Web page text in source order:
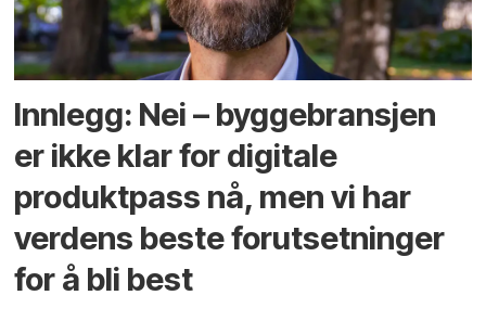
Innlegg: Nei – byggebransjen
er ikke klar for digitale
produktpass nå, men vi har
verdens beste forutsetninger
for å bli best